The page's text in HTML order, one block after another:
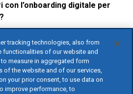
l’onboarding digitale per
digitale aiuta Consulenti del Lavoro
processi HR e migliorare
tracking technologies, also from
functionalities of our website and
measure in aggregated form
of the website and of our services,
your prior consent, to use data on
improve performance, to